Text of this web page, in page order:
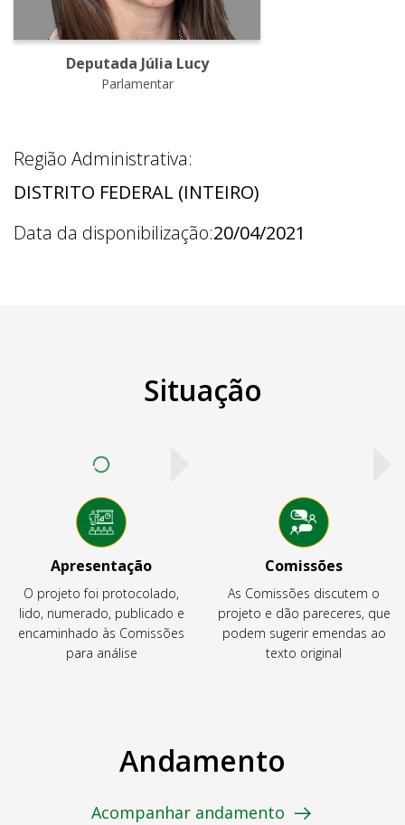
Deputada Júlia Lucy
Parlamentar
Região Administrativa:
DISTRITO FEDERAL (INTEIRO)
Data da disponibilização:20/04/2021
Situação
Apresentação
O projeto foi protocolado,
lido, numerado, publicado e
encaminhado às Comissões
para análise
Comissões
As Comissões discutem o
projeto e dão pareceres, que
podem sugerir emendas ao
texto original
Andamento
Acompanhar andamento